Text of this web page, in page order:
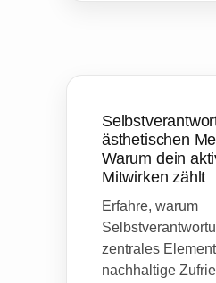
ästhetischen
Warum dein
Mitwirken zählt
Erfahre, warum
zentrales
nachhaltige